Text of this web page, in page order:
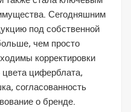
Сегодняшним
под собственной
чем просто
корректировки
цвета циферблата,
согласованность
о бренде.